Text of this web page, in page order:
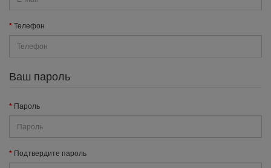
Телефон
Ваш пароль
Пароль
Подтвердите пароль